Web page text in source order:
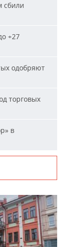
сбили
+27
одобряют
торговых
в